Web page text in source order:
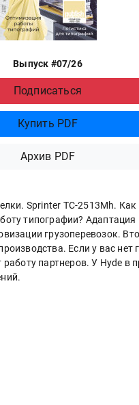
Выпуск #07/26
Подписаться
Купить PDF
Архив PDF
Sprinter ТС-2513Mh. Как
типографии? Адаптация
грузоперевозок.
Если у вас нет
партнеров. У Hyde в